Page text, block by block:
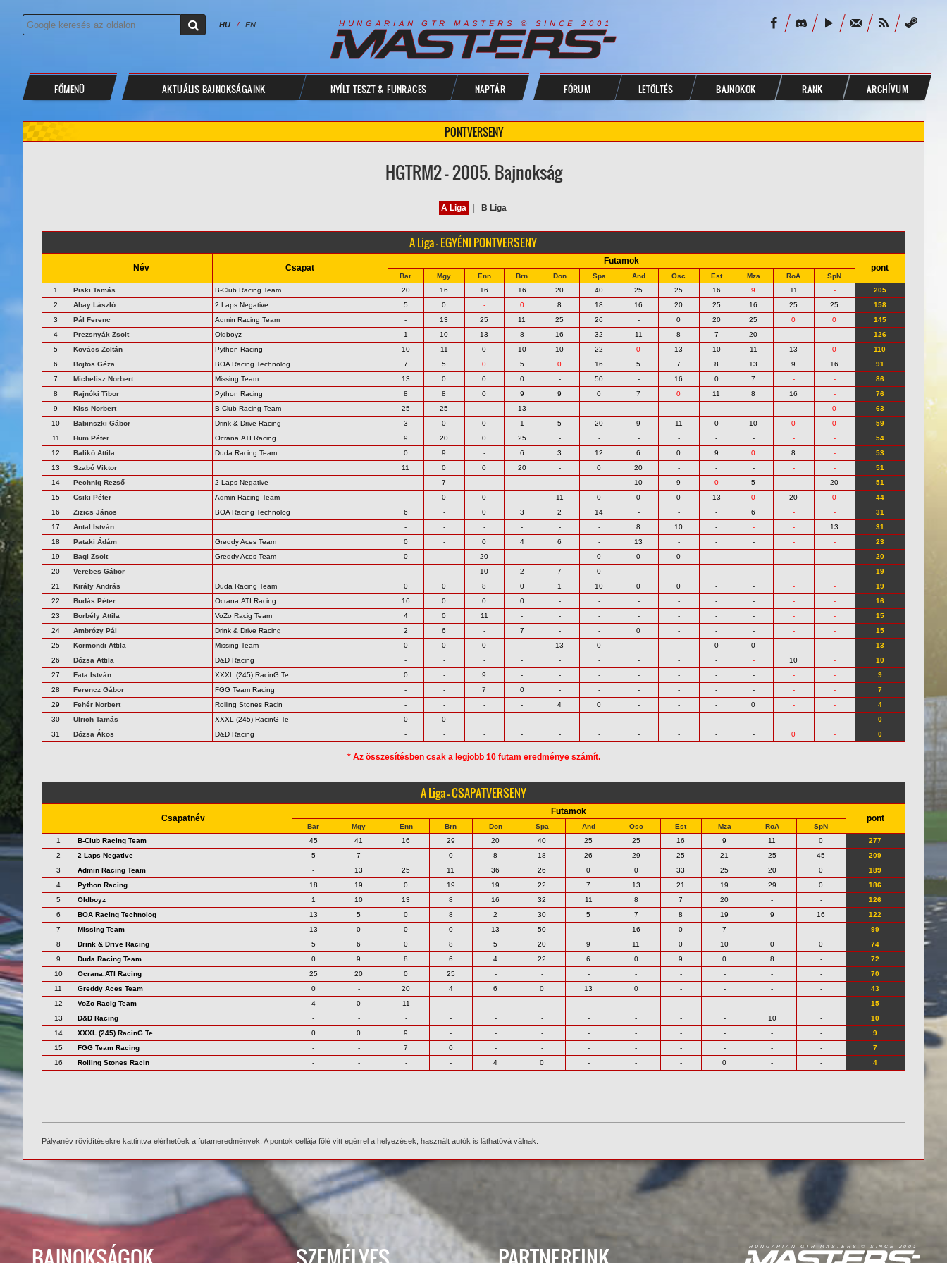
HU / EN H U N G A R I A N G T R M A S T E R S © S I N C E 2 0 0 1
FŐMENÜ AKTUÁLIS BAJNOKSÁGAINK NYÍLT TESZT & FUNRACES NAPTÁR FÓRUM LETÖLTÉS BAJNOKOK RANK ARCHÍVUM
PONTVERSENY
HGTRM2 - 2005. Bajnokság
A Liga B Liga
A Liga - EGYÉNI PONTVERSENY
Név Csapat
Futamok
pont
Bar Mgy Enn Brn Don Spa And Osc Est Mza RoA
SpN
1
Piski Tamás B-Club Racing Team 20 16 16 16 20 40 25 25 16 9 11 -
205
2
Abay László 2 Laps Negative 5 0 - 0 8 18 16 20 25 16 25 25
158
3
Pál Ferenc Admin Racing Team - 13 25 11 25 26 - 0 20 25 0 0
145
4
Prezsnyák Zsolt Oldboyz 1 10 13 8 16 32 11 8 7 20 - -
126
5
Kovács Zoltán Python Racing 10 11 0 10 10 22 0 13 10 11 13 0
110
6
Böjtös Géza BOA Racing Technolog 7 5 0 5 0 16 5 7 8 13 9 16
91
7
Michelisz Norbert Missing Team 13 0 0 0 - 50 - 16 0 7 - -
86
8
Rajnóki Tibor Python Racing 8 8 0 9 9 0 7 0 11 8 16 -
76
9
Kiss Norbert B-Club Racing Team 25 25 - 13 - - - - - - - 0
63
10
Babinszki Gábor Drink & Drive Racing 3 0 0 1 5 20 9 11 0 10 0 0
59
11
Hum Péter Ocrana.ATI Racing 9 20 0 25 - - - - - - - -
54
12
Balikó Attila Duda Racing Team 0 9 - 6 3 12 6 0 9 0 8 -
53
13
Szabó Viktor 11 0 0 20 - 0 20 - - - - -
51
14
Pechnig Rezső 2 Laps Negative - 7 - - - - 10 9 0 5 - 20
51
15
Csiki Péter Admin Racing Team - 0 0 - 11 0 0 0 13 0 20 0
44
16
Zizics János BOA Racing Technolog 6 - 0 3 2 14 - - - 6 - -
31
17
Antal István - - - - - - 8 10 - - - 13
31
18
Pataki Ádám Greddy Aces Team 0 - 0 4 6 - 13 - - - - -
23
19
Bagi Zsolt Greddy Aces Team 0 - 20 - - 0 0 0 - - - -
20
20
Verebes Gábor - - 10 2 7 0 - - - - - -
19
21
Király András Duda Racing Team 0 0 8 0 1 10 0 0 - - - -
19
22
Budás Péter Ocrana.ATI Racing 16 0 0 0 - - - - - - - -
16
23
Borbély Attila VoZo Racig Team 4 0 11 - - - - - - - - -
15
24
Ambrózy Pál Drink & Drive Racing 2 6 - 7 - - 0 - - - - -
15
25
Körmöndi Attila Missing Team 0 0 0 - 13 0 - - 0 0 - -
13
26
Dózsa Attila D&D Racing - - - - - - - - - - 10 -
10
27
Fata István XXXL (245) RacinG Te 0 - 9 - - - - - - - - -
9
28
Ferencz Gábor FGG Team Racing - - 7 0 - - - - - - - -
7
29
Fehér Norbert Rolling Stones Racin - - - - 4 0 - - - 0 - -
4
30
Ulrich Tamás XXXL (245) RacinG Te 0 0 - - - - - - - - - -
0
31
Dózsa Ákos D&D Racing - - - - - - - - - - 0 - 0
* Az összesítésben csak a legjobb 10 futam eredménye számít.
A Liga - CSAPATVERSENY
Csapatnév
Futamok
pont
Bar Mgy Enn Brn Don Spa And Osc Est Mza RoA
SpN
1
B-Club Racing Team 45 41 16 29 20 40 25 25 16 9 11 0
277
2
2 Laps Negative 5 7 - 0 8 18 26 29 25 21 25 45
209
3
Admin Racing Team - 13 25 11 36 26 0 0 33 25 20 0
189
4
Python Racing 18 19 0 19 19 22 7 13 21 19 29 0
186
5
Oldboyz 1 10 13 8 16 32 11 8 7 20 - -
126
6
BOA Racing Technolog 13 5 0 8 2 30 5 7 8 19 9 16
122
7
Missing Team 13 0 0 0 13 50 - 16 0 7 - -
99
8
Drink & Drive Racing 5 6 0 8 5 20 9 11 0 10 0 0
74
9
Duda Racing Team 0 9 8 6 4 22 6 0 9 0 8 -
72
10
Ocrana.ATI Racing 25 20 0 25 - - - - - - - -
70
11
Greddy Aces Team 0 - 20 4 6 0 13 0 - - - -
43
12
VoZo Racig Team 4 0 11 - - - - - - - - -
15
13
D&D Racing - - - - - - - - - - 10 -
10
14
XXXL (245) RacinG Te 0 0 9 - - - - - - - - -
9
15
FGG Team Racing - - 7 0 - - - - - - - -
7
16
Rolling Stones Racin - - - - 4 0 - - - 0 - - 4
Pályanév rövidítésekre kattintva elérhetőek a futameredmények. A pontok cellája fölé vitt egérrel a helyezések, használt autók is láthatóvá válnak.
H U N G A R I A N G T R M A S T E R S © S I N C E 2 0 0 1